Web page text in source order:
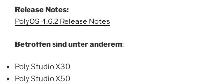
Release Notes:
PolyOS 4.6.2 Release Notes
Betroffen sind unter anderem:
Poly Studio X30
Poly Studio X50